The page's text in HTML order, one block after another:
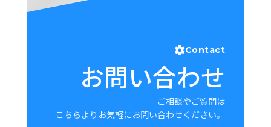
Contact
お問い合わせ
ご相談やご質問は
こちらよりお気軽にお問い合わせください。